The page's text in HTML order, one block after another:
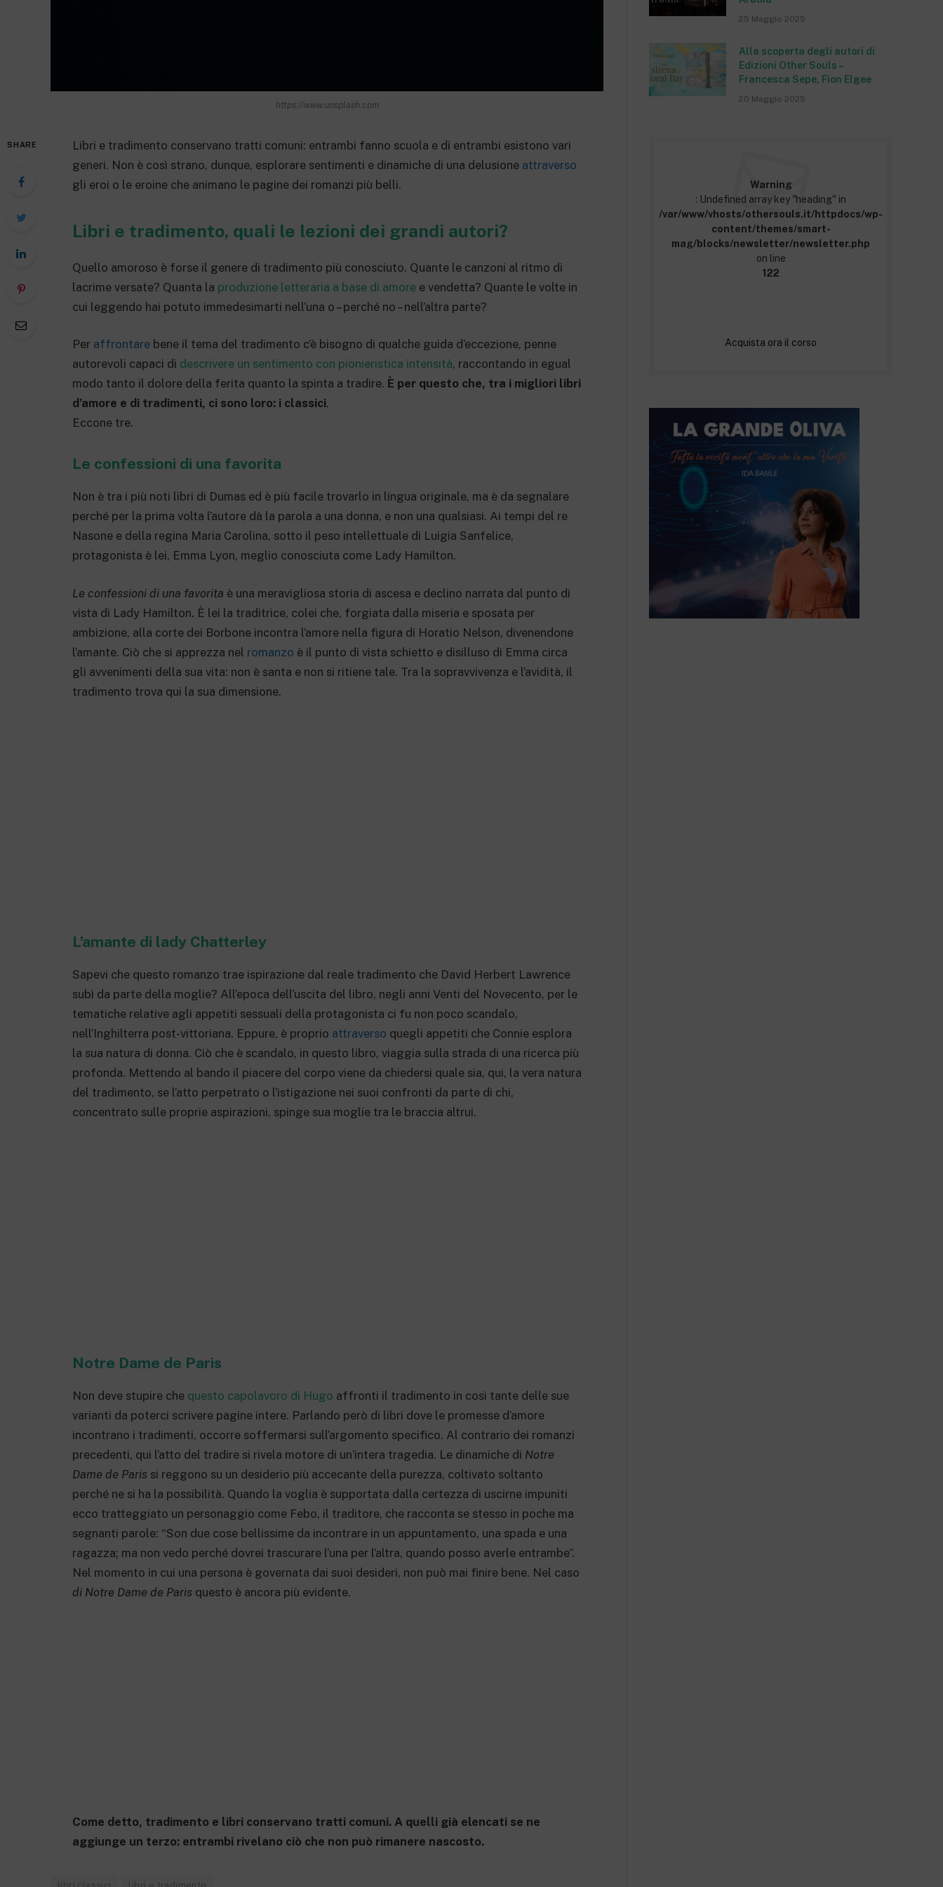
https://www.unsplash.com
SHARE
Libri e tradimento conservano tratti comuni: entrambi fanno scuola e di entrambi esistono vari
generi. Non è così strano, dunque, esplorare sentimenti e dinamiche di una delusione attraverso
gli eroi o le eroine che animano le pagine dei romanzi più belli.
Libri e tradimento, quali le lezioni dei grandi autori?
Quello amoroso è forse il genere di tradimento più conosciuto. Quante le canzoni al ritmo di
lacrime versate? Quanta la produzione letteraria a base di amore e vendetta? Quante le volte in
cui leggendo hai potuto immedesimarti nell’una o – perché no – nell’altra parte?
Per affrontare bene il tema del tradimento c’è bisogno di qualche guida d’eccezione, penne
autorevoli capaci di descrivere un sentimento con pionieristica intensità, raccontando in egual
modo tanto il dolore della ferita quanto la spinta a tradire. È per questo che, tra i migliori libri
d’amore e di tradimenti, ci sono loro: i classici.
Eccone tre.
Le confessioni di una favorita
Non è tra i più noti libri di Dumas ed è più facile trovarlo in lingua originale, ma è da segnalare
perché per la prima volta l’autore dà la parola a una donna, e non una qualsiasi. Ai tempi del re
Nasone e della regina Maria Carolina, sotto il peso intellettuale di Luigia Sanfelice,
protagonista è lei, Emma Lyon, meglio conosciuta come Lady Hamilton.
Le confessioni di una favorita è una meravigliosa storia di ascesa e declino narrata dal punto di
vista di Lady Hamilton. È lei la traditrice, colei che, forgiata dalla miseria e sposata per
ambizione, alla corte dei Borbone incontra l’amore nella figura di Horatio Nelson, divenendone
l’amante. Ciò che si apprezza nel romanzo è il punto di vista schietto e disilluso di Emma circa
gli avvenimenti della sua vita: non è santa e non si ritiene tale. Tra la sopravvivenza e l’avidità, il
tradimento trova qui la sua dimensione.
L’amante di lady Chatterley
Sapevi che questo romanzo trae ispirazione dal reale tradimento che David Herbert Lawrence
subì da parte della moglie? All’epoca dell’uscita del libro, negli anni Venti del Novecento, per le
tematiche relative agli appetiti sessuali della protagonista ci fu non poco scandalo,
nell’Inghilterra post-vittoriana. Eppure, è proprio attraverso quegli appetiti che Connie esplora
la sua natura di donna. Ciò che è scandalo, in questo libro, viaggia sulla strada di una ricerca più
profonda. Mettendo al bando il piacere del corpo viene da chiedersi quale sia, qui, la vera natura
del tradimento, se l’atto perpetrato o l’istigazione nei suoi confronti da parte di chi,
concentrato sulle proprie aspirazioni, spinge sua moglie tra le braccia altrui.
Notre Dame de Paris
Non deve stupire che questo capolavoro di Hugo affronti il tradimento in così tante delle sue
varianti da poterci scrivere pagine intere. Parlando però di libri dove le promesse d’amore
incontrano i tradimenti, occorre soffermarsi sull’argomento specifico. Al contrario dei romanzi
precedenti, qui l’atto del tradire si rivela motore di un’intera tragedia. Le dinamiche di Notre
Dame de Paris si reggono su un desiderio più accecante della purezza, coltivato soltanto
perché ne si ha la possibilità. Quando la voglia è supportata dalla certezza di uscirne impuniti
ecco tratteggiato un personaggio come Febo, il traditore, che racconta se stesso in poche ma
segnanti parole: “Son due cose bellissime da incontrare in un appuntamento, una spada e una
ragazza; ma non vedo perché dovrei trascurare l’una per l’altra, quando posso averle entrambe”.
Nel momento in cui una persona è governata dai suoi desideri, non può mai finire bene. Nel caso
di Notre Dame de Paris questo è ancora più evidente.
Come detto, tradimento e libri conservano tratti comuni. A quelli già elencati se ne
aggiunge un terzo: entrambi rivelano ciò che non può rimanere nascosto.
25 Maggio 2025
Alla scoperta degli autori di
Edizioni Other Souls –
Francesca Sepe, Fion Elgee
20 Maggio 2025
Warning
: Undefined array key "heading" in
/var/www/vhosts/othersouls.it/httpdocs/wp-
content/themes/smart-
mag/blocks/newsletter/newsletter.php
on line
122
Acquista ora il corso